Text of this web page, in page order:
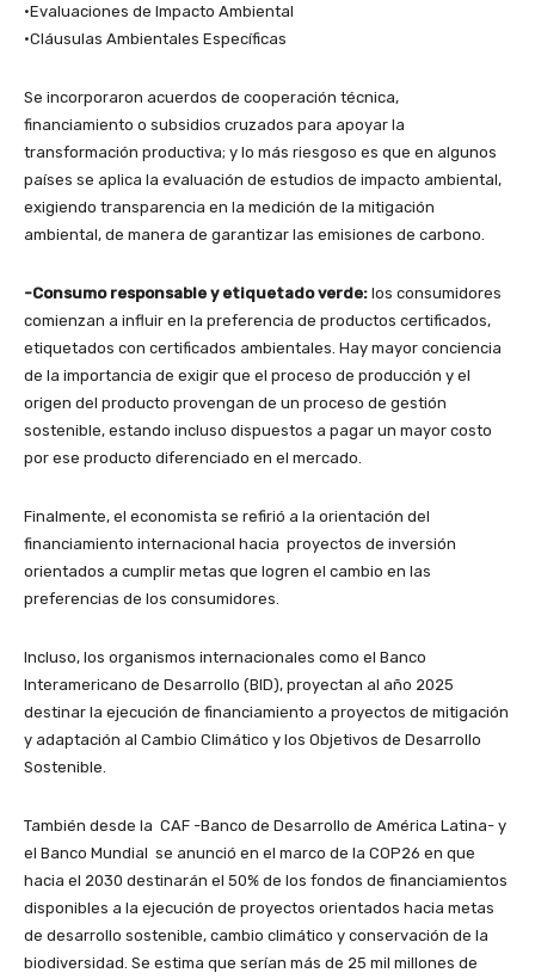
•Evaluaciones de Impacto Ambiental
•Cláusulas Ambientales Específicas
Se incorporaron acuerdos de cooperación técnica,
financiamiento o subsidios cruzados para apoyar la
transformación productiva; y lo más riesgoso es que en algunos
países se aplica la evaluación de estudios de impacto ambiental,
exigiendo transparencia en la medición de la mitigación
ambiental, de manera de garantizar las emisiones de carbono.
-Consumo responsable y etiquetado verde: los consumidores
comienzan a influir en la preferencia de productos certificados,
etiquetados con certificados ambientales. Hay mayor conciencia
de la importancia de exigir que el proceso de producción y el
origen del producto provengan de un proceso de gestión
sostenible, estando incluso dispuestos a pagar un mayor costo
por ese producto diferenciado en el mercado.
Finalmente, el economista se refirió a la orientación del
financiamiento internacional hacia proyectos de inversión
orientados a cumplir metas que logren el cambio en las
preferencias de los consumidores.
Incluso, los organismos internacionales como el Banco
Interamericano de Desarrollo (BID), proyectan al año 2025
destinar la ejecución de financiamiento a proyectos de mitigación
y adaptación al Cambio Climático y los Objetivos de Desarrollo
Sostenible.
También desde la CAF -Banco de Desarrollo de América Latina- y
el Banco Mundial se anunció en el marco de la COP26 en que
hacia el 2030 destinarán el 50% de los fondos de financiamientos
disponibles a la ejecución de proyectos orientados hacia metas
de desarrollo sostenible, cambio climático y conservación de la
biodiversidad. Se estima que serían más de 25 mil millones de